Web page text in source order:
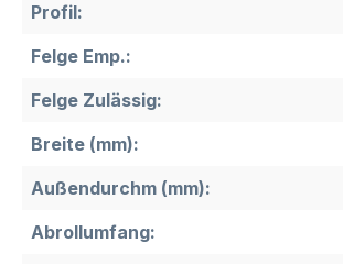
Profil:
Felge Emp.:
Felge Zulässig:
Breite (mm):
Außendurchm (mm):
Abrollumfang: